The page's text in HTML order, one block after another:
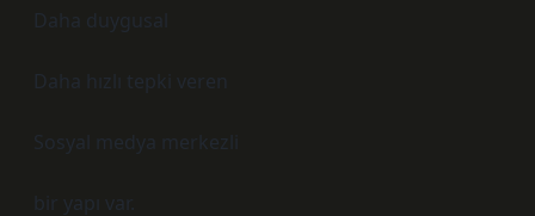
Daha duygusal
Daha hızlı tepki veren
Sosyal medya merkezli
bir yapı var.